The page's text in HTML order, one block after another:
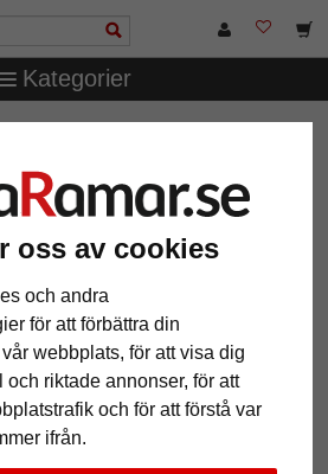
oss av cookies
och andra
för att förbättra din
webbplats, för att visa dig
riktade annonser, för att
och för att förstå var
ifrån.
Kategorier
Black med